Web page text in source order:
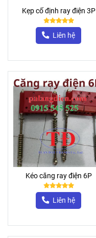
Kẹp cố định ray điện 3P
Liên hệ
Kéo căng ray điện 6P
Liên hệ